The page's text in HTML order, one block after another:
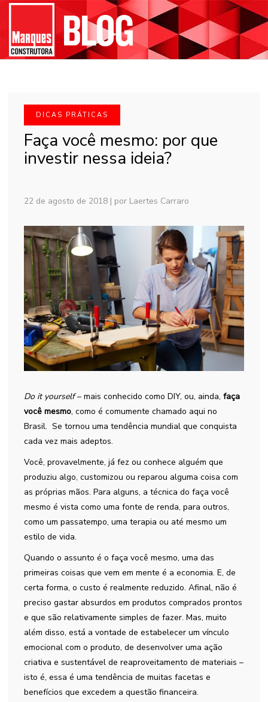
DICAS PRÁTICAS
Faça você mesmo: por que
investir nessa ideia?
22 de agosto de 2018 | por Laertes Carraro
Do it yourself– mais conhecido como DIY, ou, ainda, faça
você mesmo, como é comumente chamado aqui no
Brasil. Se tornou uma tendência mundial que conquista
cada vez mais adeptos.
Você, provavelmente, já fez ou conhece alguém que
produziu algo, customizou ou reparou alguma coisa com
as próprias mãos. Para alguns, a técnica do faça você
mesmo é vista como uma fonte de renda, para outros,
como um passatempo, uma terapia ou até mesmo um
estilo de vida.
Quando o assunto é o faça você mesmo, uma das
primeiras coisas que vem em mente é a economia. E, de
certa forma, o custo é realmente reduzido. Afinal, não é
preciso gastar absurdos em produtos comprados prontos
e que são relativamente simples de fazer. Mas, muito
além disso, está a vontade de estabelecer um vínculo
emocional com o produto, de desenvolver uma ação
criativa e sustentável de reaproveitamento de materiais –
isto é, essa é uma tendência de muitas facetas e
benefícios que excedem a questão financeira.